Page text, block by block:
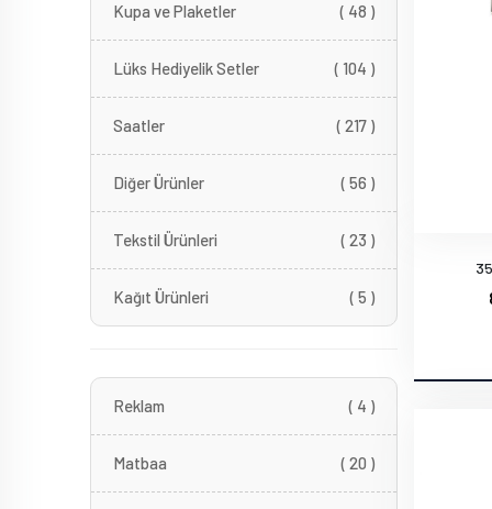
Kupa ve Plaketler ( 48 )
Lüks Hediyelik Setler ( 104 )
Saatler ( 217 )
Diğer Ürünler ( 56 )
Tekstil Ürünleri ( 23 )
Kağıt Ürünleri ( 5 )
Reklam ( 4 )
Matbaa ( 20 )